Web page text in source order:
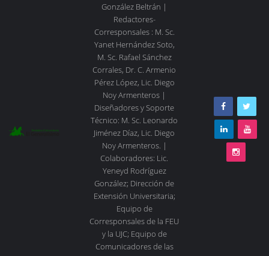
González Beltrán |
Redactores-
Corresponsales : M. Sc.
Yanet Hernández Soto,
M. Sc. Rafael Sánchez
Corrales, Dr. C. Armenio
Pérez López, Lic. Diego
Noy Armenteros |
Diseñadores y Soporte
Técnico: M. Sc. Leonardo
Jiménez Díaz, Lic. Diego
Noy Armenteros. |
Colaboradores: Lic.
Yeneyd Rodríguez
González; Dirección de
Extensión Universitaria;
Equipo de
Corresponsales de la FEU
y la UJC; Equipo de
Comunicadores de las